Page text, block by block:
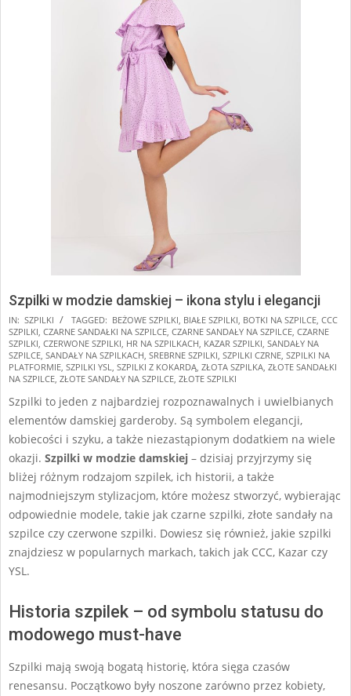
Szpilki w modzie damskiej – ikona stylu i elegancji
2025-
01-
27
IN: SZPILKI TAGGED: BEŻOWE SZPILKI, BIAŁE SZPILKI, BOTKI NA SZPILCE, CCC
SZPILKI, CZARNE SANDAŁKI NA SZPILCE, CZARNE SANDAŁY NA SZPILCE, CZARNE
SZPILKI, CZERWONE SZPILKI, HR NA SZPILKACH, KAZAR SZPILKI, SANDAŁY NA
SZPILCE, SANDAŁY NA SZPILKACH, SREBRNE SZPILKI, SZPILKI CZRNE, SZPILKI NA
PLATFORMIE, SZPILKI YSL, SZPILKI Z KOKARDĄ, ZŁOTA SZPILKA, ZŁOTE SANDAŁKI
NA SZPILCE, ZŁOTE SANDAŁY NA SZPILCE, ZŁOTE SZPILKI
Szpilki to jeden z najbardziej rozpoznawalnych i uwielbianych
elementów damskiej garderoby. Są symbolem elegancji,
kobiecości i szyku, a także niezastąpionym dodatkiem na wiele
okazji. Szpilki w modzie damskiej – dzisiaj przyjrzymy się
bliżej różnym rodzajom szpilek, ich historii, a także
najmodniejszym stylizacjom, które możesz stworzyć, wybierając
odpowiednie modele, takie jak czarne szpilki, złote sandały na
szpilce czy czerwone szpilki. Dowiesz się również, jakie szpilki
znajdziesz w popularnych markach, takich jak CCC, Kazar czy
YSL.
Historia szpilek – od symbolu statusu do
modowego must-have
Szpilki mają swoją bogatą historię, która sięga czasów
renesansu. Początkowo były noszone zarówno przez kobiety,